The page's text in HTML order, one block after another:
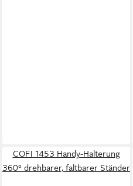
COFI 1453 Handy-Halterung
360° drehbarer, faltbarer Ständer